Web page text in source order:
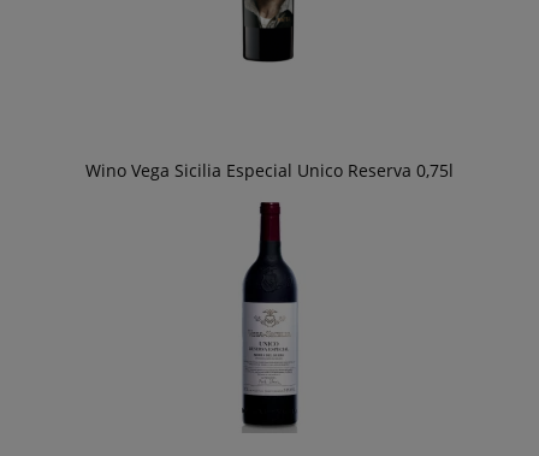
Wino Vega Sicilia Especial Unico Reserva 0,75l